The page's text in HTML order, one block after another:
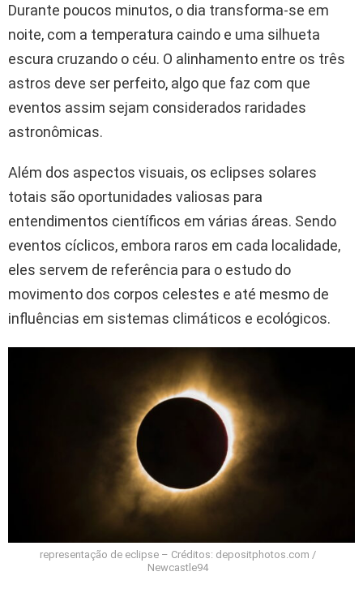
Durante poucos minutos, o dia transforma-se em
noite, com a temperatura caindo e uma silhueta
escura cruzando o céu. O alinhamento entre os três
astros deve ser perfeito, algo que faz com que
eventos assim sejam considerados raridades
astronômicas.
Além dos aspectos visuais, os eclipses solares
totais são oportunidades valiosas para
entendimentos científicos em várias áreas. Sendo
eventos cíclicos, embora raros em cada localidade,
eles servem de referência para o estudo do
movimento dos corpos celestes e até mesmo de
influências em sistemas climáticos e ecológicos.
representação de eclipse – Créditos: depositphotos.com /
Newcastle94